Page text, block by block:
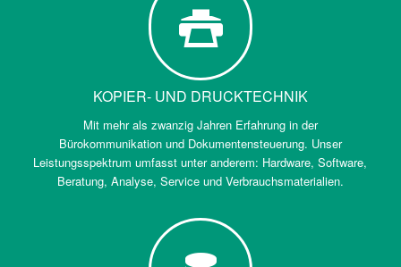
KOPIER- UND DRUCKTECHNIK
Mit mehr als zwanzig Jahren Erfahrung in der
Bürokommunikation und Dokumentensteuerung. Unser
Leistungsspektrum umfasst unter anderem: Hardware, Software,
Beratung, Analyse, Service und Verbrauchsmaterialien.